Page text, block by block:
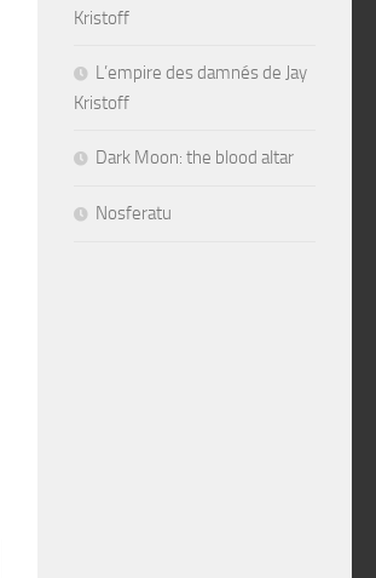
Kristoff
L’empire des damnés de Jay
Kristoff
Dark Moon: the blood altar
Nosferatu